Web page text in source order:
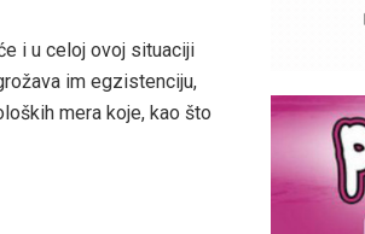
i u celoj ovoj situaciji
im egzistenciju,
mera koje, kao što